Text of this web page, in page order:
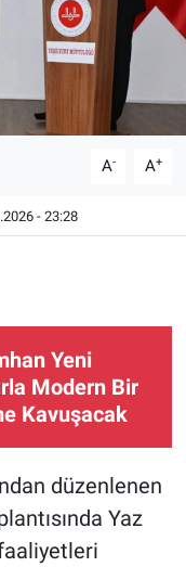
A- A+
- 23:28
Yeni
Modern Bir
Kavuşacak
düzenlenen
Yaz